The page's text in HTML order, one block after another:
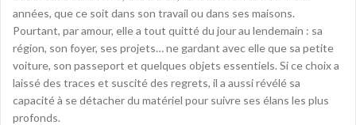
années, que ce soit dans son travail ou dans ses maisons.
Pourtant, par amour, elle a tout quitté du jour au lendemain : sa
région, son foyer, ses projets… ne gardant avec elle que sa petite
voiture, son passeport et quelques objets essentiels. Si ce choix a
laissé des traces et suscité des regrets, il a aussi révélé sa
capacité à se détacher du matériel pour suivre ses élans les plus
profonds.